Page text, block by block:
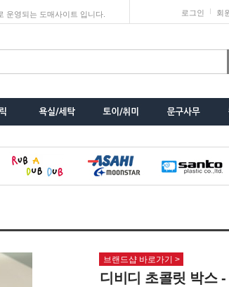
운영되는 도매사이트 입니다. 로그인 회
브랜드샵 바로가기 >
디비디 초콜릿 박스